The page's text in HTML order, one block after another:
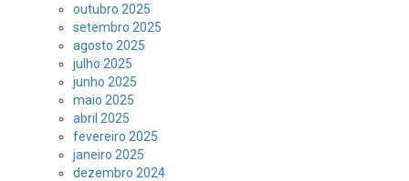
outubro 2025
setembro 2025
agosto 2025
julho 2025
junho 2025
maio 2025
abril 2025
fevereiro 2025
janeiro 2025
dezembro 2024